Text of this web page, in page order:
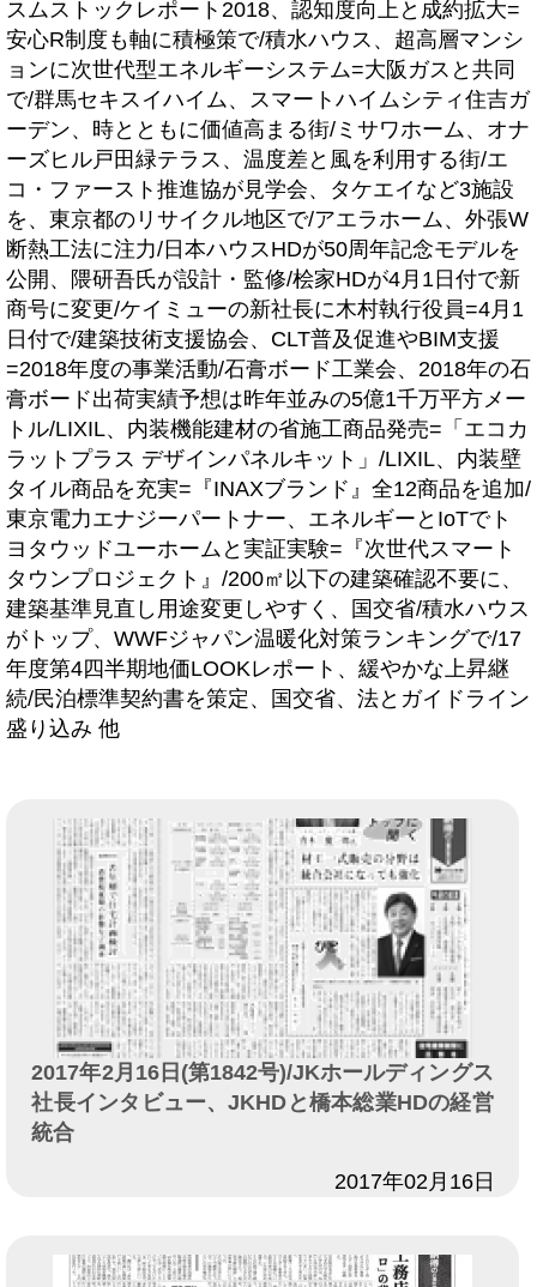
スムストックレポート2018、認知度向上と成約拡大=
安心R制度も軸に積極策で/積水ハウス、超高層マンシ
ョンに次世代型エネルギーシステム=大阪ガスと共同
で/群馬セキスイハイム、スマートハイムシティ住吉ガ
ーデン、時とともに価値高まる街/ミサワホーム、オナ
ーズヒル戸田緑テラス、温度差と風を利用する街/エ
コ・ファースト推進協が見学会、タケエイなど3施設
を、東京都のリサイクル地区で/アエラホーム、外張W
断熱工法に注力/日本ハウスHDが50周年記念モデルを
公開、隈研吾氏が設計・監修/桧家HDが4月1日付で新
商号に変更/ケイミューの新社長に木村執行役員=4月1
日付で/建築技術支援協会、CLT普及促進やBIM支援
=2018年度の事業活動/石膏ボード工業会、2018年の石
膏ボード出荷実績予想は昨年並みの5億1千万平方メー
トル/LIXIL、内装機能建材の省施工商品発売=「エコカ
ラットプラス デザインパネルキット」/LIXIL、内装壁
タイル商品を充実=『INAXブランド』全12商品を追加/
東京電力エナジーパートナー、エネルギーとIoTでト
ヨタウッドユーホームと実証実験=『次世代スマート
タウンプロジェクト』/200㎡以下の建築確認不要に、
建築基準見直し用途変更しやすく、国交省/積水ハウス
がトップ、WWFジャパン温暖化対策ランキングで/17
年度第4四半期地価LOOKレポート、緩やかな上昇継
続/民泊標準契約書を策定、国交省、法とガイドライン
盛り込み 他
2017年2月16日(第1842号)/JKホールディングス
社長インタビュー、JKHDと橋本総業HDの経営
統合
2017年02月16日